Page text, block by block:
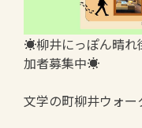
☀柳井にっぽん晴
加者募集中☀
文学の町柳井ウォー